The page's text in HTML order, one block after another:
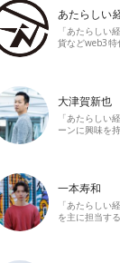
あたらしい
「あたらしい
貨などweb3
大津賀新也
「あたらしい
ーンに興味を
一本寿和
「あたらしい
を主に担当す